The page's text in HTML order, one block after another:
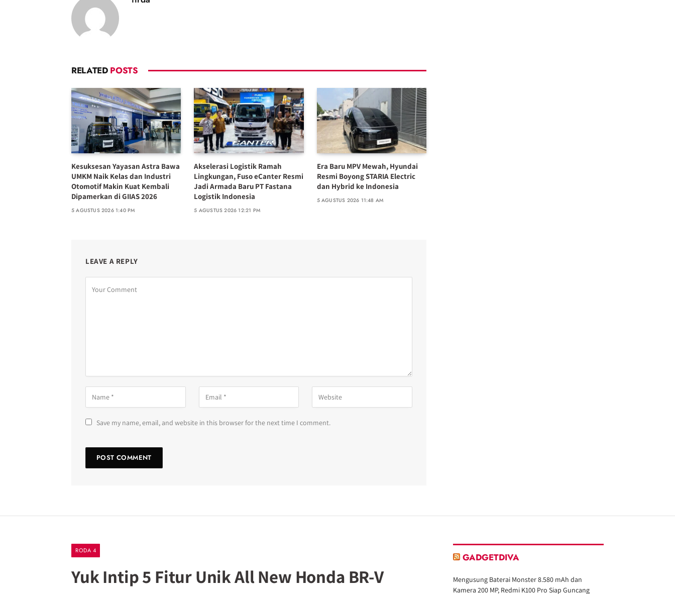
RELATED POSTS
Kesuksesan Yayasan Astra Bawa
UMKM Naik Kelas dan Industri
Otomotif Makin Kuat Kembali
Dipamerkan di GIIAS 2026
5 AGUSTUS 2026 1:40 PM
Akselerasi Logistik Ramah
Lingkungan, Fuso eCanter Resmi
Jadi Armada Baru PT Fastana
Logistik Indonesia
5 AGUSTUS 2026 12:21 PM
Era Baru MPV Mewah, Hyundai
Resmi Boyong STARIA Electric
dan Hybrid ke Indonesia
5 AGUSTUS 2026 11:48 AM
LEAVE A REPLY
Save my name, email, and website in this browser for the next time I comment.
RODA 4
Yuk Intip 5 Fitur Unik All New Honda BR-V
GADGETDIVA
Mengusung Baterai Monster 8.580 mAh dan
Kamera 200 MP, Redmi K100 Pro Siap Guncang